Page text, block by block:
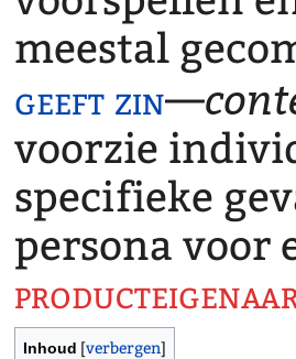
meestal
geeft zin—
voorzie
specifieke
persona voor
Inhoud